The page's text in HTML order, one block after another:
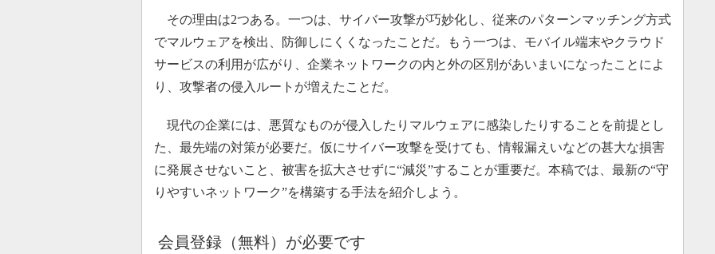
その理由は2つある。一つは、サイバー攻撃が巧妙化し、従来のパターンマッチング方式
でマルウェアを検出、防御しにくくなったことだ。もう一つは、モバイル端末やクラウド
サービスの利用が広がり、企業ネットワークの内と外の区別があいまいになったことによ
り、攻撃者の侵入ルートが増えたことだ。
現代の企業には、悪質なものが侵入したりマルウェアに感染したりすることを前提とし
た、最先端の対策が必要だ。仮にサイバー攻撃を受けても、情報漏えいなどの甚大な損害
に発展させないこと、被害を拡大させずに“減災”することが重要だ。本稿では、最新の“守
りやすいネットワーク”を構築する手法を紹介しよう。
会員登録（無料）が必要です